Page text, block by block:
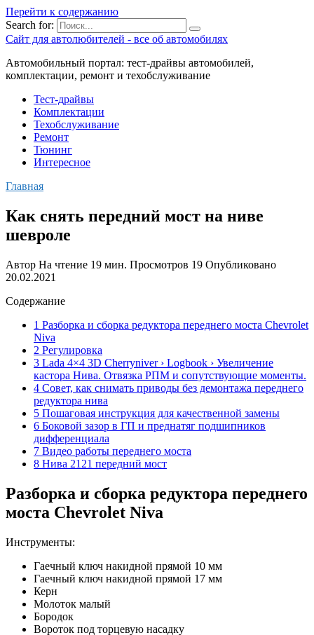
Перейти к содержанию
Search for:
Сайт для автолюбителей - все об автомобилях
Автомобильный портал: тест-драйвы автомобилей,
комплектации, ремонт и техобслуживание
Тест-драйвы
Комплектации
Техобслуживание
Ремонт
Тюнинг
Интересное
Главная
Как снять передний мост на ниве
шевроле
Автор На чтение 19 мин. Просмотров 19 Опубликовано
20.02.2021
Содержание
1 Разборка и сборка редуктора переднего моста Chevrolet
Niva
2 Регулировка
3 Lada 4×4 3D Cherryniver › Logbook › Увеличение
кастора Нива. Отвязка РПМ и сопутствующие моменты.
4 Совет, как снимать приводы без демонтажа переднего
редуктора нива
5 Пошаговая инструкция для качественной замены
6 Боковой зазор в ГП и преднатяг подшипников
дифференциала
7 Видео работы переднего моста
8 Нива 2121 передний мост
Разборка и сборка редуктора переднего
моста Chevrolet Niva
Инструменты:
Гаечный ключ накидной прямой 10 мм
Гаечный ключ накидной прямой 17 мм
Керн
Молоток малый
Бородок
Вороток под торцевую насадку